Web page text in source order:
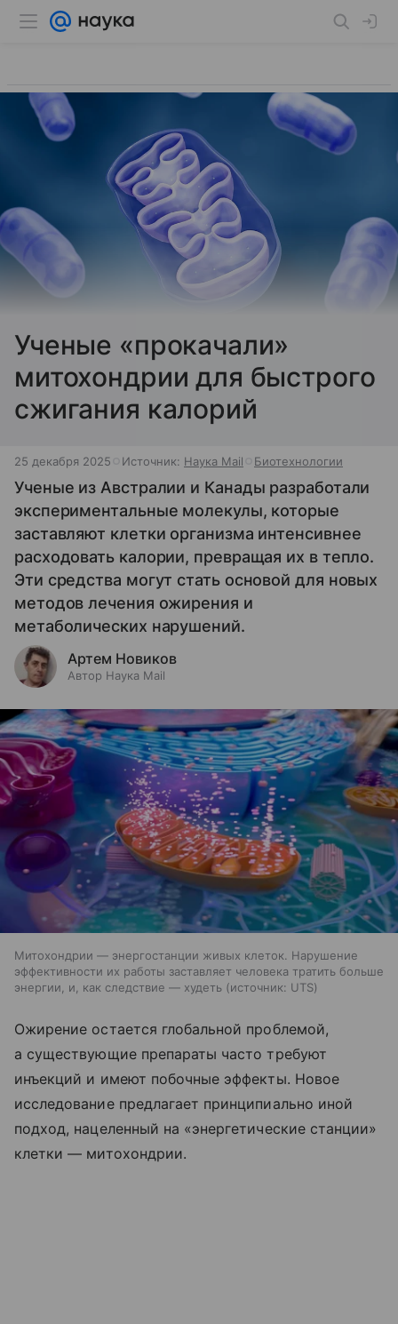
Ученые «прокачали»
митохондрии для быстрого
сжигания калорий
25 декабря 2025 Источник: Наука Mail Биотехнологии
Ученые из Австралии и Канады разработали
экспериментальные молекулы, которые
заставляют клетки организма интенсивнее
расходовать калории, превращая их в тепло.
Эти средства могут стать основой для новых
методов лечения ожирения и
метаболических нарушений.
Артем Новиков
Автор Наука Mail
Митохондрии — энергостанции живых клеток. Нарушение
эффективности их работы заставляет человека тратить больше
энергии, и, как следствие — худеть
источник: UTS
Ожирение остается глобальной проблемой,
а существующие препараты часто требуют
инъекций и имеют побочные эффекты. Новое
исследование предлагает принципиально иной
подход, нацеленный на «энергетические станции»
клетки — митохондрии.